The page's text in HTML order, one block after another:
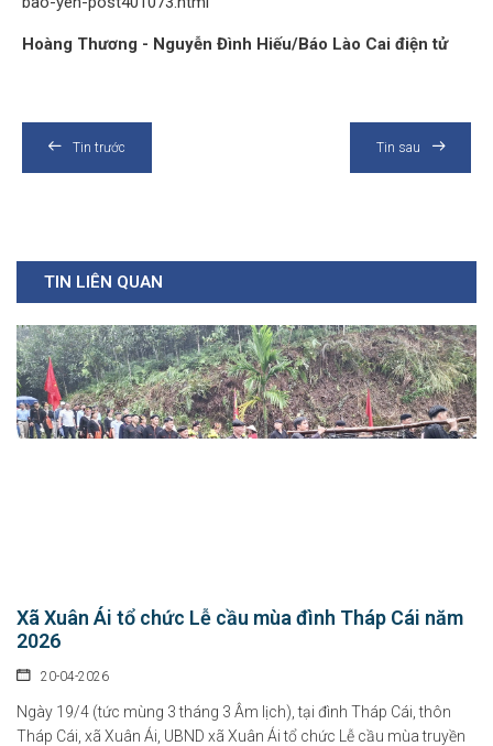
Hoàng Thương - Nguyễn Đình Hiếu/Báo Lào Cai điện tử
Tin trước Tin sau
TIN LIÊN QUAN
Xã Xuân Ái tổ chức Lễ cầu mùa đình Tháp Cái năm
2026
20-04-2026
Ngày 19/4 (tức mùng 3 tháng 3 Âm lịch), tại đình Tháp Cái, thôn
Tháp Cái, xã Xuân Ái, UBND xã Xuân Ái tổ chức Lễ cầu mùa truyền